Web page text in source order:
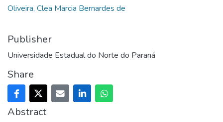
Oliveira, Clea Marcia Bernardes de
Publisher
Universidade Estadual do Norte do Paraná
Share
Abstract